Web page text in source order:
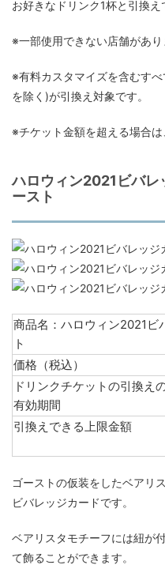
お好きなドリンク1杯と引換え
※一部使用できない店舗があり
※有料カスタマイズを含むす
を除く)が引換え対象です。
※チケット金額を超える場合は
ハロウィン2021ビバレ
ースト
商品名：ハロウィン2021ビ
ト
価格（税込）
ドリンクチケットの引換え
有効期間
引換えできる上限金額
ゴーストの仮装をしたベアリ
ビバレッジカードです。
ベアリスタモチーフには紐が
て飾ることができます。